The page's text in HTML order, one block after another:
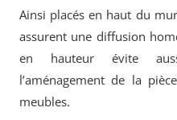
Ainsi placés en haut du
assurent une diffusion
en hauteur évite
l’aménagement de la
meubles.